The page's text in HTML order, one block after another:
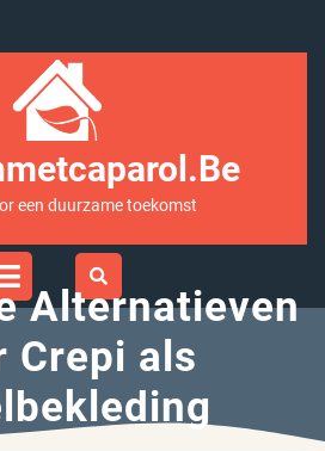
een duurzame toekomst
Open
Alternatieven
Crepi als